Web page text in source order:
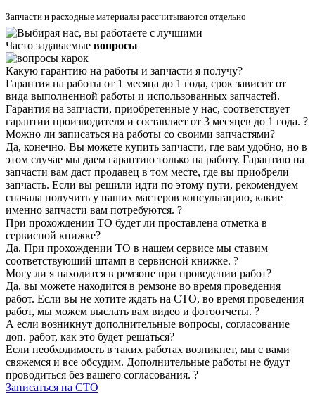
Запчасти и расходные материалы рассчитываются отдельно
Часто задаваемые вопросы
Какую гарантию на работы и запчасти я получу?
Гарантия на работы от 1 месяца до 1 года, срок зависит от
вида выполненной работы и использованных запчастей.
Гарантия на запчасти, приобретенные у нас, соответствует
гарантии производителя и составляет от 3 месяцев до 1 года. ?
Можно ли записаться на работы со своими запчастями?
Да, конечно. Вы можете купить запчасти, где вам удобно, но в
этом случае мы даем гарантию только на работу. Гарантию на
запчасти вам даст продавец в том месте, где вы приобрели
запчасть. Если вы решили идти по этому пути, рекомендуем
сначала получить у наших мастеров консультацию, какие
именно запчасти вам потребуются. ?
При прохождении ТО будет ли проставлена отметка в
сервисной книжке?
Да. При прохождении ТО в нашем сервисе мы ставим
соответствующий штамп в сервисной книжке. ?
Могу ли я находится в ремзоне при проведении работ?
Да, вы можете находится в ремзоне во время проведения
работ. Если вы не хотите ждать на СТО, во время проведения
работ, мы можем выслать вам видео и фотоотчеты. ?
А если возникнут дополнительные вопросы, согласование
доп. работ, как это будет решаться?
Если необходимость в таких работах возникнет, мы с вами
свяжемся и все обсудим. Дополнительные работы не будут
проводиться без вашего согласования. ?
Записаться на СТО